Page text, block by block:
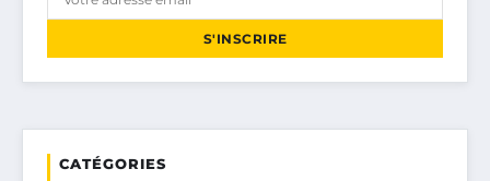
S'INSCRIRE
CATÉGORIES